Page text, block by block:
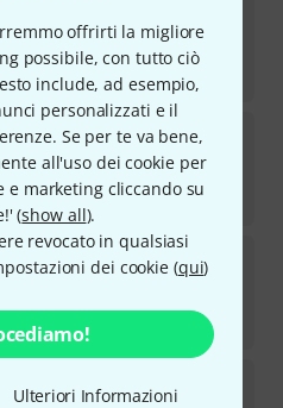
offrirti la migliore
possibile, con tutto ciò
include, ad esempio,
personalizzati e il
Se per te va bene,
all'uso dei cookie per
e marketing cliccando su
(show all).
revocato in qualsiasi
dei cookie (qui)
Ulteriori Informazioni
EDT 990 VB Ear Pads Velour II
DT 1770 Pro MKII